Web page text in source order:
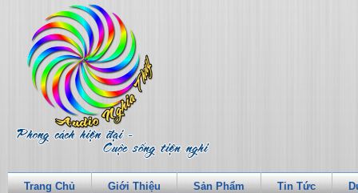
Trang Chủ Giới Thiệu Sản Phẩm Tin Tức